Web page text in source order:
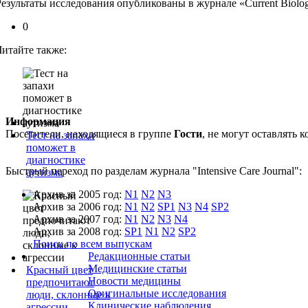
исследования опубликованы в журнале «Current
0
также:
Тест на запахи
поможет в
диагностике
аутизма
Красный цвет
предпочитают
люди, склонные к
Информация
Посетители, находящиеся в группе Гости, не могут оставлять
Быстрый переход по разделам журнала "Intensive Care Journal":
Архив за 2005 год: N1 N2 N3
Архив за 2006 год: N1 N2 SP1 N3 N4 SP2
Архив за 2007 год: N1 N2 N3 N4
Архив за 2008 год: SP1 N1 N2 SP2
Поиск по всем выпускам
Редакционные статьи
Медицинские статьи
Новости медицины
Оригинальные исследования
Клинические наблюдения